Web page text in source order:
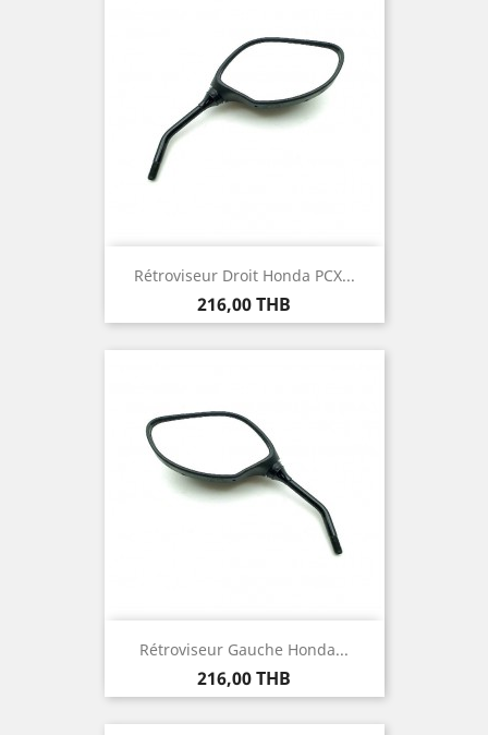
Rétroviseur Droit Honda PCX...
Prix
216,00 THB
Rétroviseur Gauche Honda...
Prix
216,00 THB